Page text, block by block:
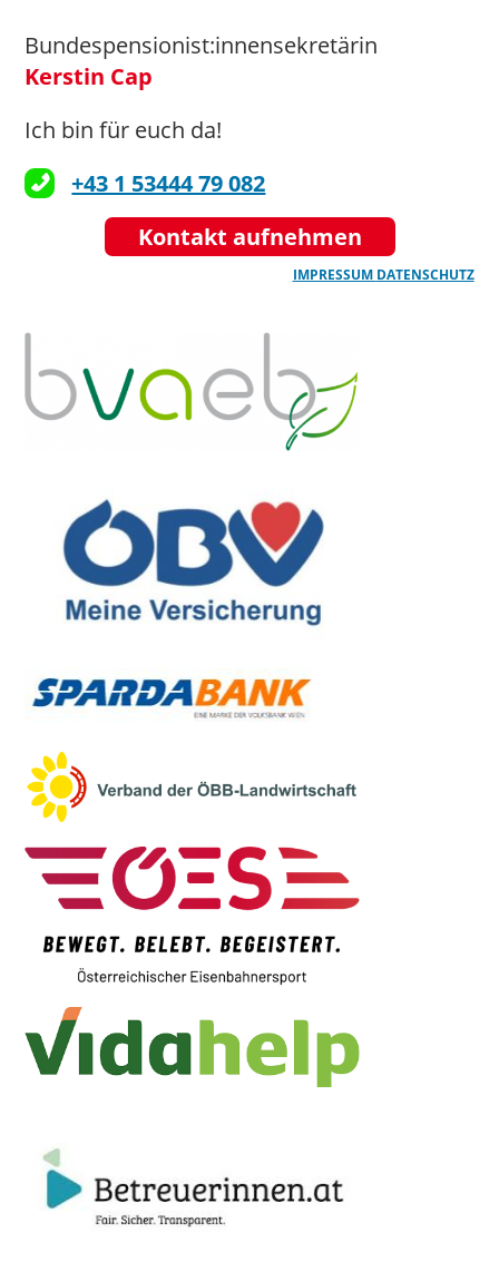
Bundespensionist:innensekretärin
Kerstin Cap
Ich bin für euch da!
+43 1 53444 79 082
Kontakt aufnehmen
IMPRESSUM DATENSCHUTZ